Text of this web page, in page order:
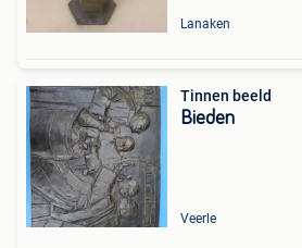
Lanaken
Tinnen beeld
Bieden
Veerle